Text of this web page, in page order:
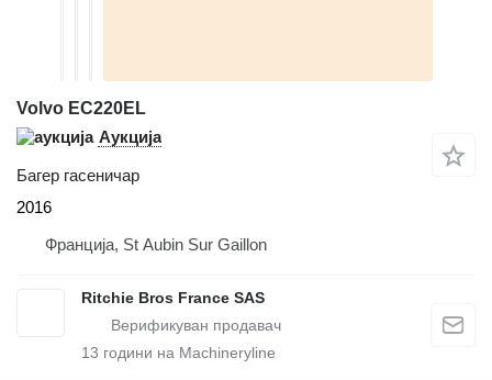
Volvo EC220EL
Аукција
Багер гасеничар
2016
Франција, St Aubin Sur Gaillon
Ritchie Bros France SAS
13 години на Machineryline